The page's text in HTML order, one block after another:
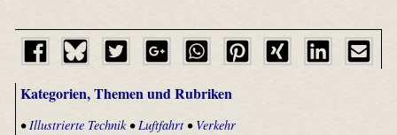
Kategorien, Themen und Rubriken
• Illustrierte Technik• Luftfahrt• Verkehr